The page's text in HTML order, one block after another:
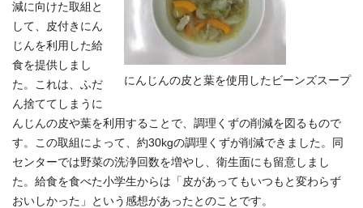
にんじんの皮と葉を使用したビーンズスープ
減に向けた取組と
して、皮付きにん
じんを利用した給
食を提供しまし
た。これは、ふだ
ん捨ててしまうに
んじんの皮や葉を利用することで、調理くずの削減を図るもので
す。この取組によって、約30kgの調理くずが削減できました。同
センターでは野菜の洗浄回数を増やし、衛生面にも留意しまし
た。給食を食べた小学生からは「皮があってもいつもと変わらず
おいしかった」という感想があったとのことです。